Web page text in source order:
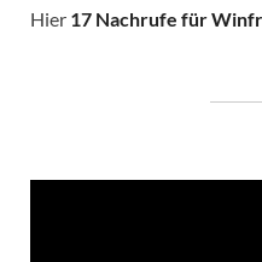
Hier 17 Nachrufe für